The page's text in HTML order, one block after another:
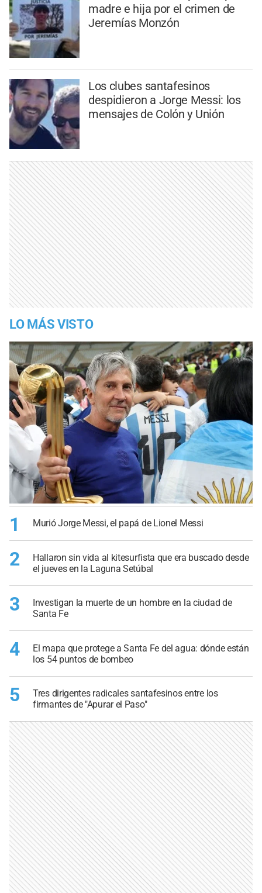
madre e hija por el crimen de
Jeremías Monzón
Los clubes santafesinos
despidieron a Jorge Messi: los
mensajes de Colón y Unión
LO MÁS VISTO
1 Murió Jorge Messi, el papá de Lionel Messi
2
Hallaron sin vida al kitesurfista que era buscado desde
el jueves en la Laguna Setúbal
3
Investigan la muerte de un hombre en la ciudad de
Santa Fe
4
El mapa que protege a Santa Fe del agua: dónde están
los 54 puntos de bombeo
5
Tres dirigentes radicales santafesinos entre los
firmantes de "Apurar el Paso"